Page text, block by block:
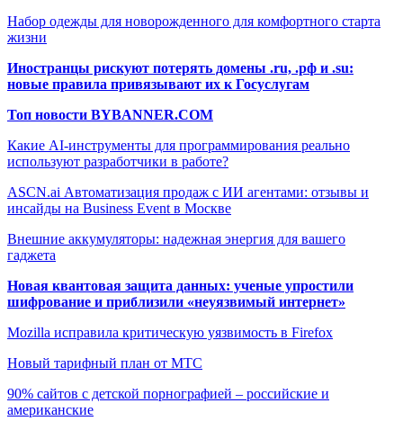
Набор одежды для новорожденного для комфортного старта
жизни
Иностранцы рискуют потерять домены .ru, .рф и .su:
новые правила привязывают их к Госуслугам
Топ новости BYBANNER.COM
Какие AI-инструменты для программирования реально
используют разработчики в работе?
ASCN.ai Автоматизация продаж с ИИ агентами: отзывы и
инсайды на Business Event в Москве
Внешние аккумуляторы: надежная энергия для вашего
гаджета
Новая квантовая защита данных: ученые упростили
шифрование и приблизили «неуязвимый интернет»
Mozilla исправила критическую уязвимость в Firefox
Новый тарифный план от МТС
90% сайтов с детской порнографией – российские и
американские